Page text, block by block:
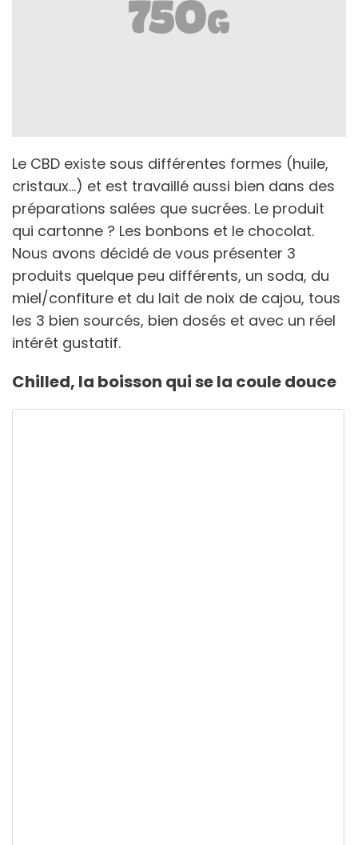
Le CBD existe sous différentes formes (huile,
cristaux…) et est travaillé aussi bien dans des
préparations salées que sucrées. Le produit
qui cartonne ? Les bonbons et le chocolat.
Nous avons décidé de vous présenter 3
produits quelque peu différents, un soda, du
miel/confiture et du lait de noix de cajou, tous
les 3 bien sourcés, bien dosés et avec un réel
intérêt gustatif.
Chilled, la boisson qui se la coule douce